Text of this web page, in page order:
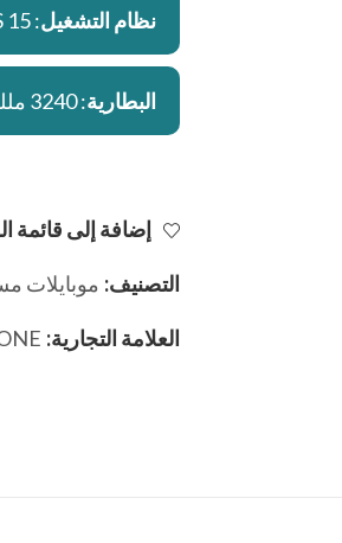
نظام التشغيل: IOS 15
البطارية: 3240 مللي أمبير
إضافة إلى قائمة
التصنيف: موبايلات
العلامة التجارية: